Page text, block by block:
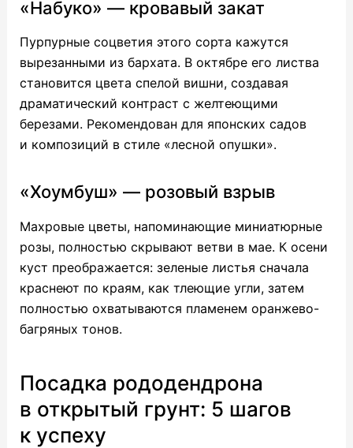
«Набуко» — кровавый закат
Пурпурные соцветия этого сорта кажутся
вырезанными из бархата. В октябре его листва
становится цвета спелой вишни, создавая
драматический контраст с желтеющими
березами. Рекомендован для японских садов
и композиций в стиле «лесной опушки».
«Хоумбуш» — розовый взрыв
Махровые цветы, напоминающие миниатюрные
розы, полностью скрывают ветви в мае. К осени
куст преображается: зеленые листья сначала
краснеют по краям, как тлеющие угли, затем
полностью охватываются пламенем оранжево-
багряных тонов.
Посадка рододендрона
в открытый грунт: 5 шагов
к успеху